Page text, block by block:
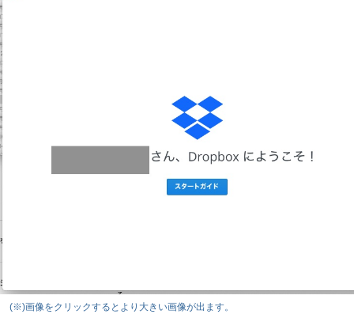
(※)画像をクリックするとより大きい画像が出ます。